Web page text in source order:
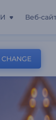
Веб-
CHANGE